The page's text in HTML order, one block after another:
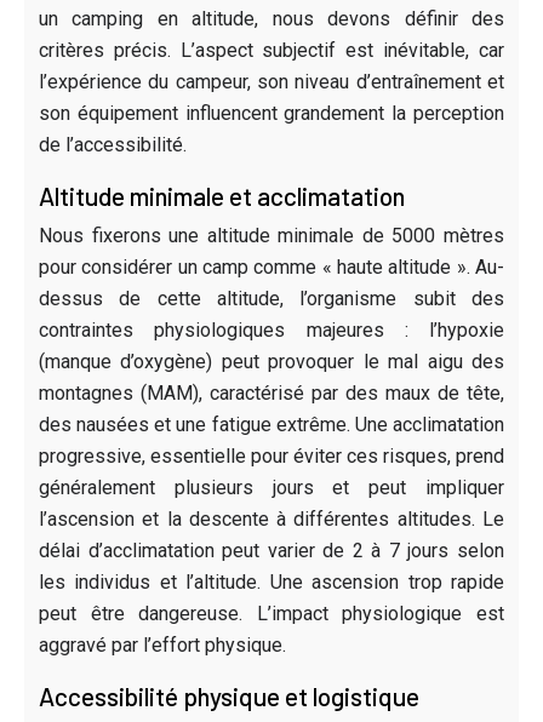
un camping en altitude, nous devons définir des
critères précis. L’aspect subjectif est inévitable, car
l’expérience du campeur, son niveau d’entraînement et
son équipement influencent grandement la perception
de l’accessibilité.
Altitude minimale et acclimatation
Nous fixerons une altitude minimale de 5000 mètres
pour considérer un camp comme « haute altitude ». Au-
dessus de cette altitude, l’organisme subit des
contraintes physiologiques majeures : l’hypoxie
(manque d’oxygène) peut provoquer le mal aigu des
montagnes (MAM), caractérisé par des maux de tête,
des nausées et une fatigue extrême. Une acclimatation
progressive, essentielle pour éviter ces risques, prend
généralement plusieurs jours et peut impliquer
l’ascension et la descente à différentes altitudes. Le
délai d’acclimatation peut varier de 2 à 7 jours selon
les individus et l’altitude. Une ascension trop rapide
peut être dangereuse. L’impact physiologique est
aggravé par l’effort physique.
Accessibilité physique et logistique